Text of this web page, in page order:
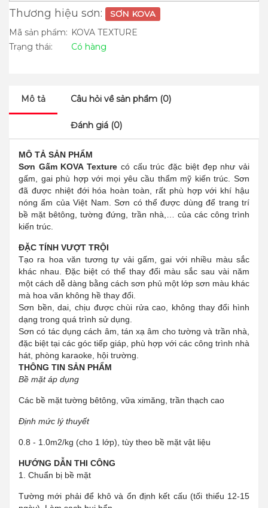
Thương hiệu sơn: SƠN KOVA
Mã sản phẩm: KOVA TEXTURE
Trạng thái:
Có hàng
Mô tả Câu hỏi về sản phẩm (0)
Đánh giá (0)
MÔ TẢ SẢN PHẨM
Sơn Gấm KOVA Texture có cấu trúc đặc biệt đẹp như vải
gấm, gai phù hợp với mọi yêu cầu thẩm mỹ kiến trúc. Sơn
đã được nhiệt đới hóa hoàn toàn, rất phù hợp với khí hậu
nóng ẩm của Việt Nam. Sơn có thể được dùng để trang trí
bề mặt bêtông, tường đứng, trần nhà,… của các công trình
kiến trúc.
ĐẶC TÍNH VƯỢT TRỘI
Tạo ra hoa văn tương tự vải gấm, gai với nhiều màu sắc
khác nhau. Đặc biệt có thể thay đổi màu sắc sau vài năm
một cách dễ dàng bằng cách sơn phủ một lớp sơn màu khác
mà hoa văn không hề thay đổi.
Sơn bền, dai, chịu được chùi rửa cao, không thay đổi hình
dạng trong quá trình sử dụng.
Sơn có tác dụng cách âm, tán xạ âm cho tường và trần nhà,
đặc biệt tại các góc tiếp giáp, phù hợp với các công trình nhà
hát, phòng karaoke, hội trường.
THÔNG TIN SẢN PHẨM
Bề mặt áp dụng
Các bề mặt tường bêtông, vữa ximăng, trần thạch cao
Định mức lý thuyết
0.8 - 1.0m2/kg (cho 1 lớp), tùy theo bề mặt vật liệu
HƯỚNG DẪN THI CÔNG
1. Chuẩn bị bề mặt
Tường mới phải để khô và ổn định kết cấu (tối thiểu 12-15